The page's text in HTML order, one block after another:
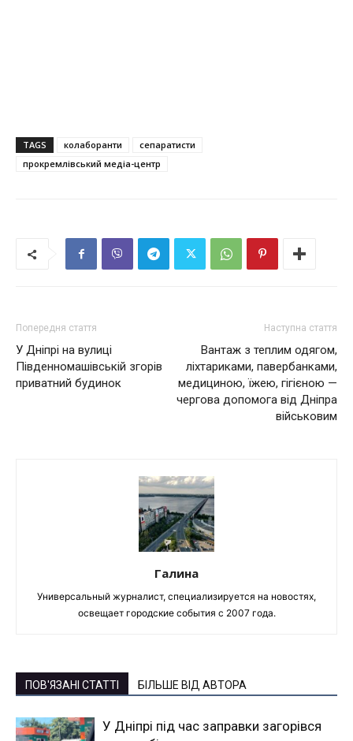
TAGS колаборанти
сепаратисти
прокремлівський медіа-центр
Попередня стаття
У Дніпрі на вулиці
Південномашівській згорів
приватний будинок
Наступна стаття
Вантаж з теплим одягом,
ліхтариками, павербанками,
медициною, їжею, гігієною —
чергова допомога від Дніпра
військовим
Галина
Универсальный журналист, специализируется на новостях,
освещает городские события с 2007 года.
ПОВ'ЯЗАНІ СТАТТІ БІЛЬШЕ ВІД АВТОРА
У Дніпрі під час заправки загорівся